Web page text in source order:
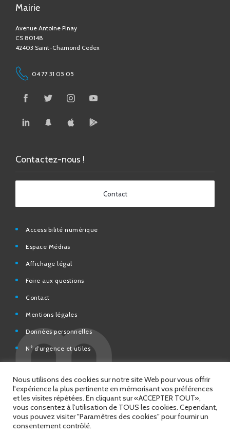
Avenue Antoine Pinay
04 77 31 05 05
Contact
Accessibilité numérique
Charte de modération et de bonne conduite des Réseaux
sociaux de la Ville de Saint-Chamond
© 2026 Copyright Ville de Saint-Chamond
Nous utilisons des cookies sur notre site Web pour vous offrir
l'expérience la plus pertinente en mémorisant vos préférences
et les visites répétées. En cliquant sur «ACCEPTER TOUT»,
vous consentez à l'utilisation de TOUS les cookies. Cependant,
vous pouvez visiter "Paramètres des cookies" pour fournir un
consentement contrôlé.